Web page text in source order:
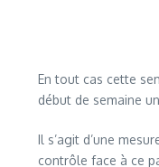
En tout cas cette
début de semaine
Il s’agit d’une
contrôle face à ce